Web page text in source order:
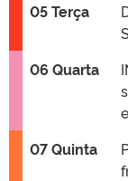
05 Terça
06 Quarta
07 Quinta